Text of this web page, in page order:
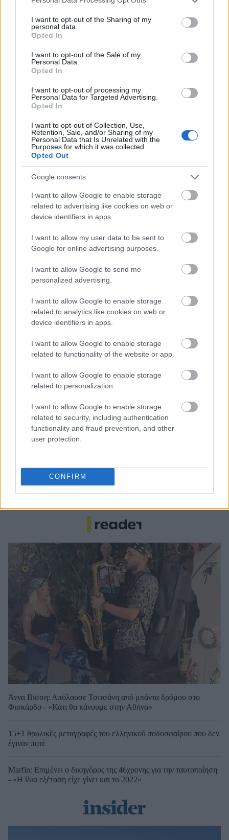
not limited to your visit or usage behaviour. You may click to
grant or deny consent to Google and its third-party tags to
use your data for below specified purposes in below Google
consent section.
I want to opt-out of the Sharing of my
personal data.
Opted In
I want to opt-out of the Sale of my
Personal Data.
Opted In
I want to opt-out of processing my
Personal Data for Targeted Advertising.
Opted In
I want to opt-out of Collection, Use,
Retention, Sale, and/or Sharing of my
Personal Data that Is Unrelated with the
Purposes for which it was collected.
Opted Out
Google consents
I want to allow Google to enable storage
related to advertising like cookies on web or
device identifiers in apps.
I want to allow my user data to be sent to
Google for online advertising purposes.
I want to allow Google to send me
personalized advertising.
I want to allow Google to enable storage
related to analytics like cookies on web or
device identifiers in apps.
I want to allow Google to enable storage
related to functionality of the website or app.
I want to allow Google to enable storage
related to personalization.
I want to allow Google to enable storage
related to security, including authentication
functionality and fraud prevention, and other
user protection.
CONFIRM
SAHARA
BEST OF INTERNET
Μάριους Κράιγκερ Λιντ: Ο ποδοσφαιριστής που παίζει στο
Conference χωρίς δεξί χέρι (vid)!
ΣΕΦ: Επαναπροκηρύσσεται η ενεργειακή αναβάθμιση - Γιατί
ακυρώθηκε ο πρώτος διαγωνισμός
Άννα Βίσση: Απόλαυσε Τσιτσάνη από μπάντα δρόμου στο
Φισκάρδο - «Κάτι θα κάνουμε στην Αθήνα»
15+1 θρυλικές μεταγραφές του ελληνικού ποδοσφαίρου που δεν
έγιναν ποτέ
Marfin: Επιμένει ο δικηγόρος της 46χρονης για την ταυτοποίηση
- «Η ίδια εξέταση είχε γίνει και το 2022»